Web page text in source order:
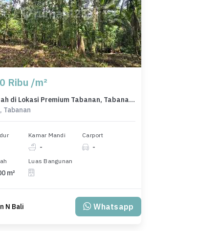
Ribu /m²
Jual Tanah di Lokasi Premium Tabanan, Tabanan, Harga 1,69 Miliar
Tabanan
Kamar Mandi
-
Carport
-
m²
Luas Bangunan
N Bali Whatsapp